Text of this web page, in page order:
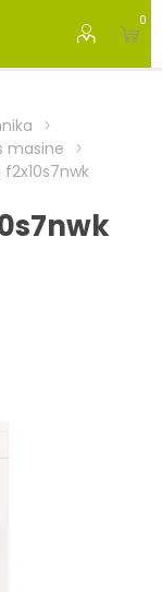
0
masine